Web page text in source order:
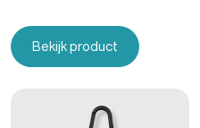
Bekijk product